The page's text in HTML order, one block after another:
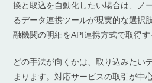
換と取込を自動化したい場合は、ノ
るデータ連携ツールが現実的な選択
融機関の明細をAPI連携方式で取得す
どの手法が向くかは、取り込みたい
まります。対応サービスの取引が中